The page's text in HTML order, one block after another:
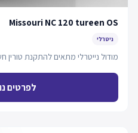
Missouri NC 120 tureen OS
ניטרלי
מודול נייטרלי מתאים להתקנת
לפרטים